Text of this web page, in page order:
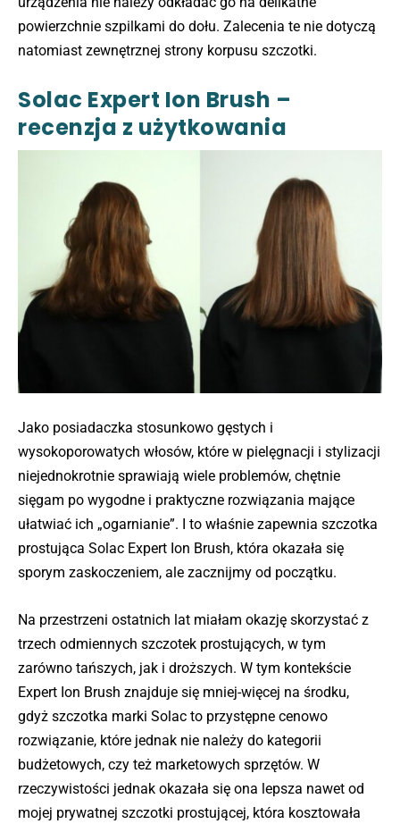
powierzchnie szpilkami do dołu. Zalecenia te nie dotyczą
natomiast zewnętrznej strony korpusu szczotki.
Solac Expert Ion Brush –
recenzja z użytkowania
Jako posiadaczka stosunkowo gęstych i
wysokoporowatych włosów, które w pielęgnacji i stylizacji
niejednokrotnie sprawiają wiele problemów, chętnie
sięgam po wygodne i praktyczne rozwiązania mające
ułatwiać ich „ogarnianie”. I to właśnie zapewnia szczotka
prostująca Solac Expert Ion Brush, która okazała się
sporym zaskoczeniem, ale zacznijmy od początku.
Na przestrzeni ostatnich lat miałam okazję skorzystać z
trzech odmiennych szczotek prostujących, w tym
zarówno tańszych, jak i droższych. W tym kontekście
Expert Ion Brush znajduje się mniej-więcej na środku,
gdyż szczotka marki Solac to przystępne cenowo
rozwiązanie, które jednak nie należy do kategorii
budżetowych, czy też marketowych sprzętów. W
rzeczywistości jednak okazała się ona lepsza nawet od
mojej prywatnej szczotki prostującej, która kosztowała